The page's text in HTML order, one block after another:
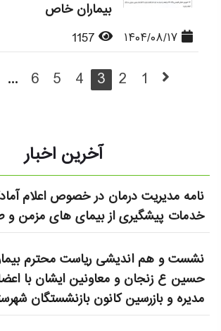
بیماران خاص
1
2
3
4
5
6
...
آخرین اخبار
نامه مدیریت درمان در خصوص اعلام
خدمات پیشگیری از بیمای های مزمن
نشست و هم اندیشی ریاست محترم
حسین ع زنجان و معاونین ایشان با
مدیره و بازرسین کانون بازنشستگان